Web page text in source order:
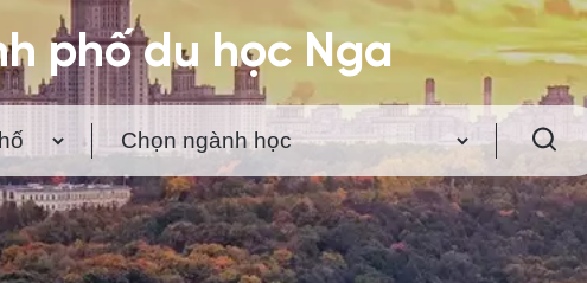
phố du học Nga